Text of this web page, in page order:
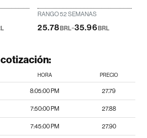
RANGO 52 SEMANAS
25.78 BRL-35.96 BRL
cotización:
HORA PRECIO
8:05:00 PM 27.79
7:50:00 PM 27.88
7:45:00 PM 27.90